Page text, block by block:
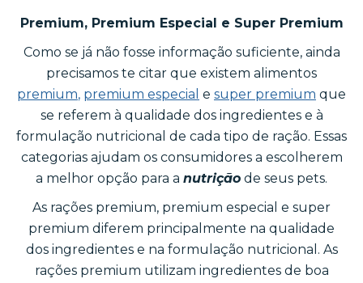
Premium, Premium Especial e Super Premium
Como se já não fosse informação suficiente, ainda
precisamos te citar que existem alimentos
premium, premium especial e super premium que
se referem à qualidade dos ingredientes e à
formulação nutricional de cada tipo de ração. Essas
categorias ajudam os consumidores a escolherem
a melhor opção para a nutrição de seus pets.
As rações premium, premium especial e super
premium diferem principalmente na qualidade
dos ingredientes e na formulação nutricional. As
rações premium utilizam ingredientes de boa